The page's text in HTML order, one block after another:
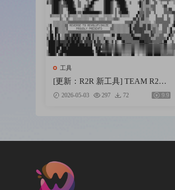
工具
[更新：R2R 新工具] TEAM R2R
System v1.4.0-R2R [WiN]（23.9M
B）
2026-05-03 297 72 9.9